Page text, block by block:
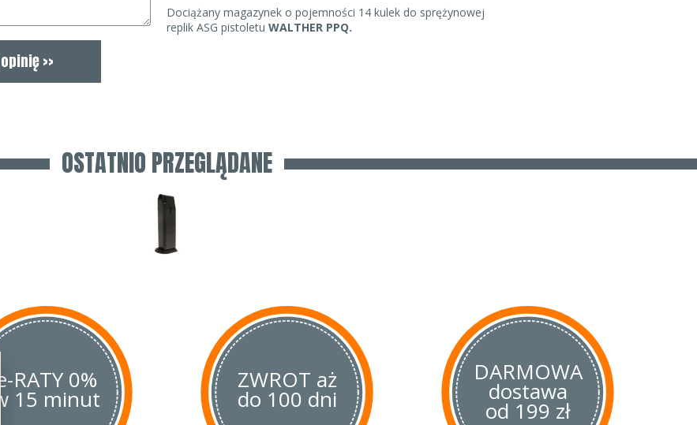
Dociążany magazynek o pojemności 14 kulek do sprężynowej
replik ASG pistoletu WALTHER PPQ.
OSTATNIO PRZEGLĄDANE
e-RATY 0%
w 15 minut
ZWROT aż
do 100 dni
DARMOWA
dostawa
od 199 zł